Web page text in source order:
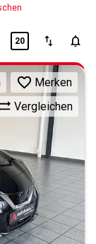
20
Vergleichen
Merken